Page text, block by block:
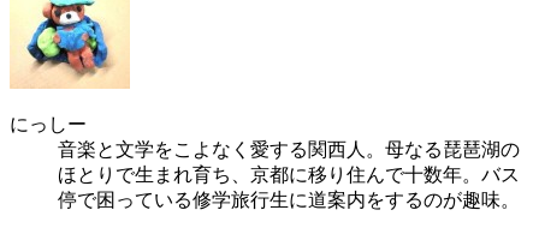
にっしー
音楽と文学をこよなく愛する関西人。母なる琵琶湖の
ほとりで生まれ育ち、京都に移り住んで十数年。バス
停で困っている修学旅行生に道案内をするのが趣味。